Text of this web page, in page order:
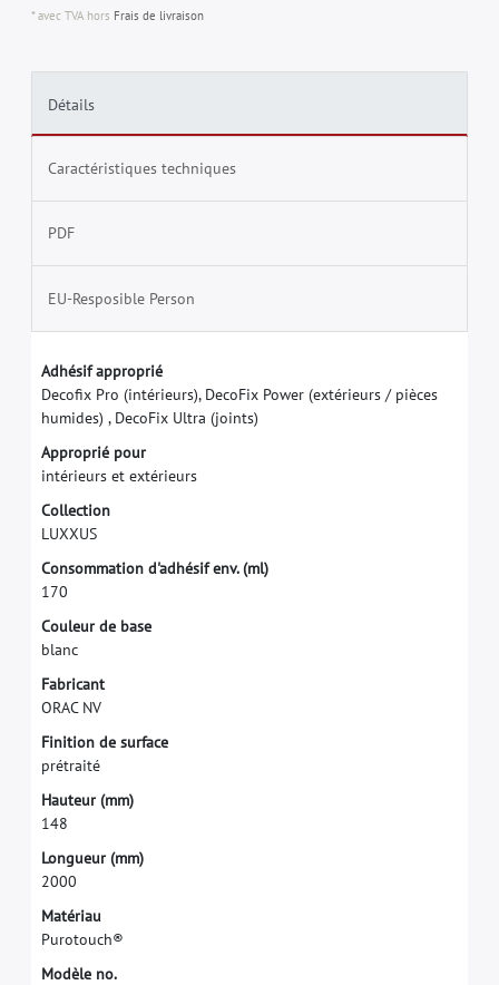
* avec TVA hors Frais de livraison
Détails
Caractéristiques techniques
PDF
EU-Resposible Person
Adhésif approprié
Decofx Pro (intérieurs), DecoFix Power (extérieurs / pièces
humides) , DecoFix Ultra (joints)
Approprié pour
intérieurs et extérieurs
Collection
LUXXUS
Consommation d'adhésif env. (ml)
170
Couleur de base
blanc
Fabricant
ORAC NV
Finition de surface
prétraité
Hauteur (mm)
148
Longueur (mm)
2000
Matériau
Purotouch®
Modèle no.